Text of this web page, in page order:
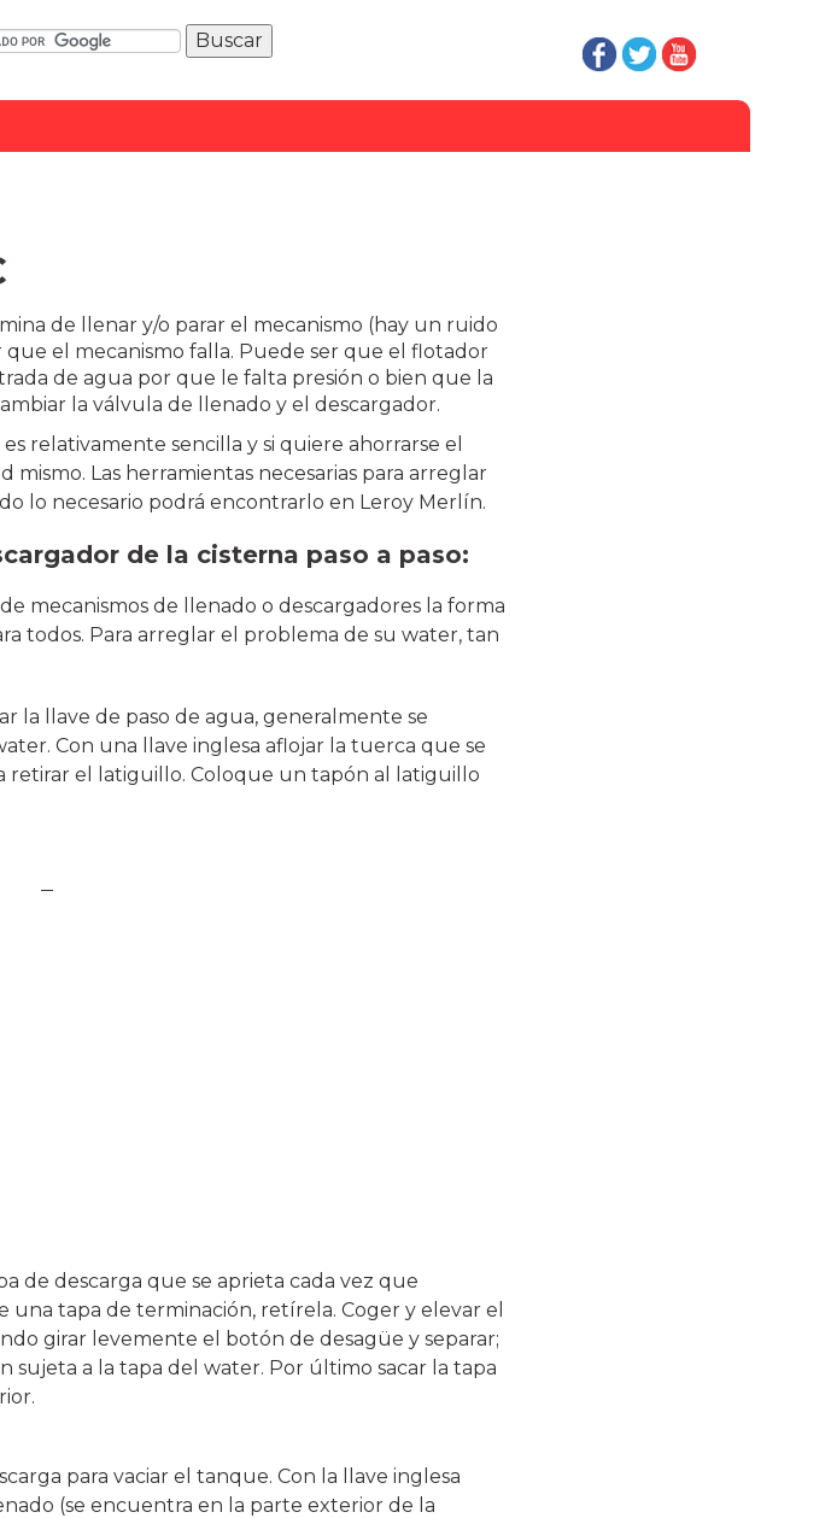
de llenar y/o parar el mecanismo (hay un ruido
el mecanismo falla. Puede ser que el flotador
de agua por que le falta presión o bien que la
la válvula de llenado y el descargador.
relativamente sencilla y si quiere ahorrarse el
Las herramientas necesarias para arreglar
lo necesario podrá encontrarlo en Leroy Merlín.
de la cisterna paso a paso:
mecanismos de llenado o descargadores la forma
todos. Para arreglar el problema de su water, tan
la llave de paso de agua, generalmente se
Con una llave inglesa aflojar la tuerca que se
retirar el latiguillo. Coloque un tapón al latiguillo
de descarga que se aprieta cada vez que
una tapa de terminación, retírela. Coger y elevar el
girar levemente el botón de desagüe y separar;
sujeta a la tapa del water. Por último sacar la tapa
para vaciar el tanque. Con la llave inglesa
(se encuentra en la parte exterior de la